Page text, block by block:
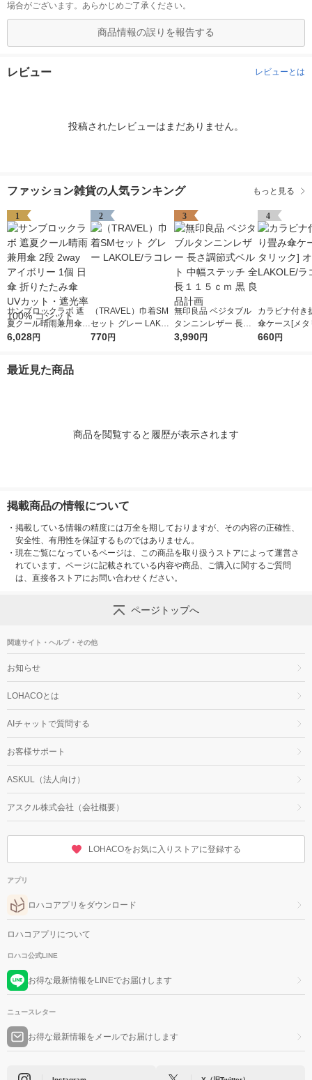
場合がございます。あらかじめご了承ください。
商品情報の誤りを報告する
レビュー レビューとは
投稿されたレビューはまだありません。
ファッション雑貨の人気ランキング もっと見る
1
サンブロックラボ 遮
夏クール晴雨兼用傘 2
段 2way アイボリー 1
0% コジット
6,028円
2
（TRAVEL）巾着SM
セット グレー LAKOL
E/ラコレ
770円
3
無印良品 ベジタブル
タンニンレザー 長さ
調節式ベルト 中幅ス
3,990円
4
カラビナ付き
傘ケース[メタ
オーロラ
660円
最近見た商品
商品を閲覧すると履歴が表示されます
掲載商品の情報について
・ 掲載している情報の精度には万全を期しておりますが、その内容の正確性、
安全性、有用性を保証するものではありません。
・ 現在ご覧になっているページは、この商品を取り扱うストアによって運営さ
れています。ページに記載されている内容や商品、ご購入に関するご質問
は、直接各ストアにお問い合わせください。
ページトップへ
関連サイト・ヘルプ・その他
お知らせ
LOHACOとは
AIチャットで質問する
お客様サポート
ASKUL（法人向け）
アスクル株式会社（会社概要）
LOHACOをお気に入りストアに登録する
アプリ
ロハコアプリをダウンロード
ロハコアプリについて
ロハコ公式LINE
お得な最新情報をLINEでお届けします
ニュースレター
お得な最新情報をメールでお届けします